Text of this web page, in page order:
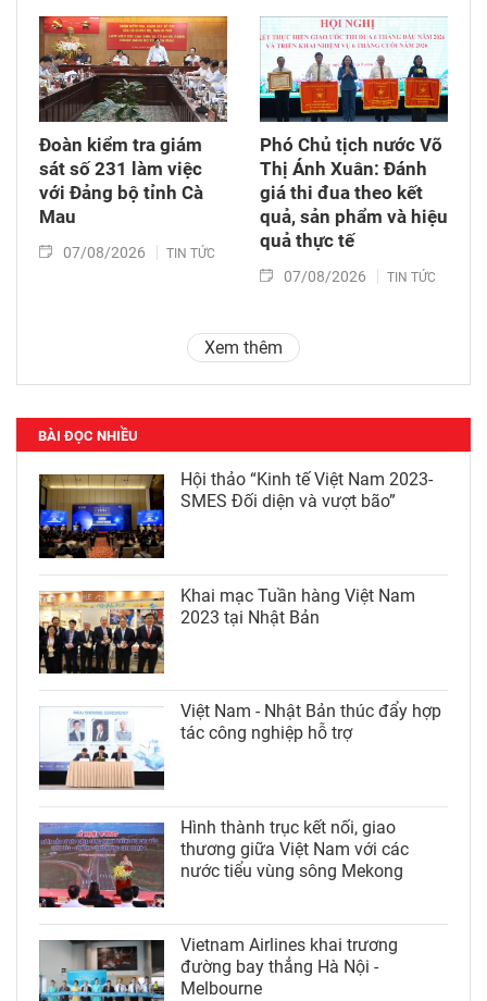
Đoàn kiểm tra giám
sát số 231 làm việc
với Đảng bộ tỉnh Cà
Mau
07/08/2026 TIN TỨC
Phó Chủ tịch nước Võ
Thị Ánh Xuân: Đánh
giá thi đua theo kết
quả, sản phẩm và hiệu
quả thực tế
07/08/2026 TIN TỨC
Xem thêm
BÀI ĐỌC NHIỀU
Hội thảo “Kinh tế Việt Nam 2023-
SMES Đối diện và vượt bão”
Khai mạc Tuần hàng Việt Nam
2023 tại Nhật Bản
Việt Nam - Nhật Bản thúc đẩy hợp
tác công nghiệp hỗ trợ
Hình thành trục kết nối, giao
thương giữa Việt Nam với các
nước tiểu vùng sông Mekong
Vietnam Airlines khai trương
đường bay thẳng Hà Nội -
Melbourne